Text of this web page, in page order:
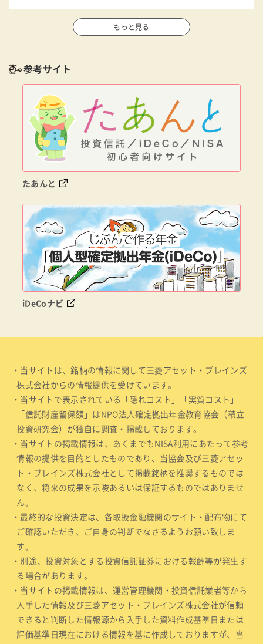
もっと見る
参考サイト
たあんと
iDeCoナビ
・当サイトは、銘柄の情報に関して三菱アセット・ブレインズ
株式会社からの情報提供を受けています。
・当サイトで表示されている「隠れコスト」「実質コスト」
「信託財産留保額」はNPO法人確定拠出年金教育協会（積立
投資研究会）が独自に調査・掲載しております。
・当サイトの掲載情報は、あくまでもNISA利用にあたって参考
情報の提供を目的としたものであり、当協会及び三菱アセッ
ト・ブレインズ株式会社として掲載銘柄を推奨するものでは
なく、将来の成果を示唆あるいは保証するものではありませ
ん。
・最終的な投資決定は、各取扱金融機関のサイト・配布物にて
ご確認いただき、ご自身の判断でなさるようお願い致しま
す。
・別途、投資対象とする投資信託証券における報酬等が発生す
る場合があります。
・当サイトの掲載情報は、運営管理機関・投資信託業者等から
入手した情報及び三菱アセット・ブレインズ株式会社が信頼
できると判断した情報源から入手した資料作成基準日または
評価基準日現在における情報を基に作成しておりますが、当